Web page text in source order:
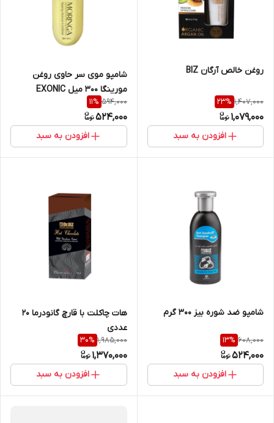
روغن خالص آرگان BIZ
1,407,000
23%
1,079,000
افزودن به سبد
شامپو موی سر حاوی روغن
مورینگا ۳۰۰ میل EXONIC
594,000
11%
524,000
افزودن به سبد
شامپو ضد شوره بیز ۳۰۰ گرم
608,000
13%
524,000
افزودن به سبد
هات چاکلت با قارچ گانودرما ۲۰
عددی
1,985,000
30%
1,370,000
افزودن به سبد